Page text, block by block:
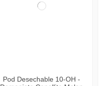
Pod Desechable 10-OH -